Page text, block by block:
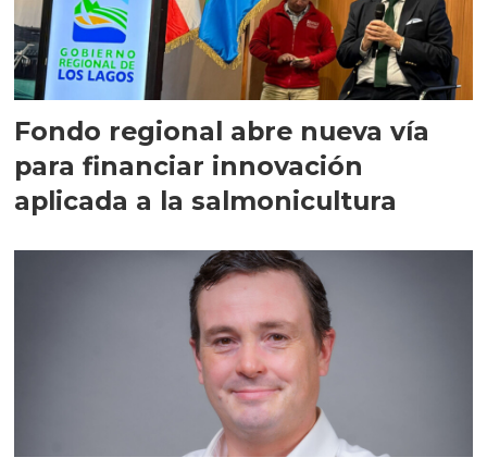
Fondo regional abre nueva vía
para financiar innovación
aplicada a la salmonicultura